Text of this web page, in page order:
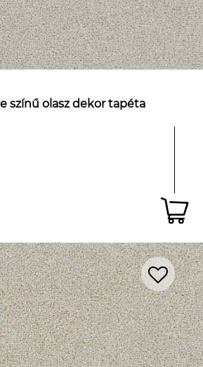
színű olasz dekor tapéta